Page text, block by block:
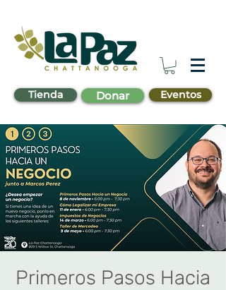
Tienda Donar Eventos
Primeros Pasos Hacia